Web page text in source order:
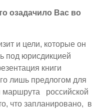
озадачило Вас во
и цели, которые он
под юрисдикцией
книги
лишь предлогом для
маршрута российской
что запланировано, в